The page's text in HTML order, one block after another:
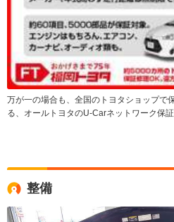
万が一の場合も、全国のトヨタショップで
る、オールトヨタのU-Carネットワーク保証
整備